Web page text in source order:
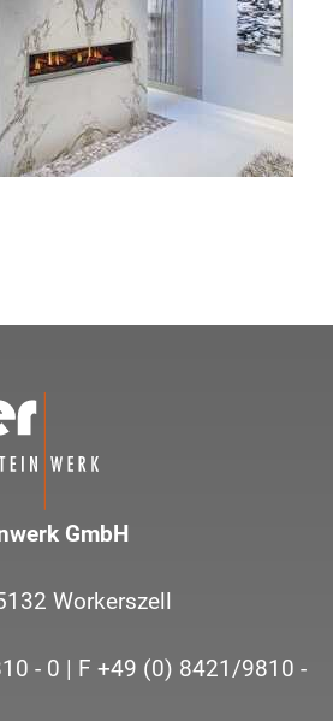
GmbH
Workerszell
- 0 | F +49 (0) 8421/9810 -